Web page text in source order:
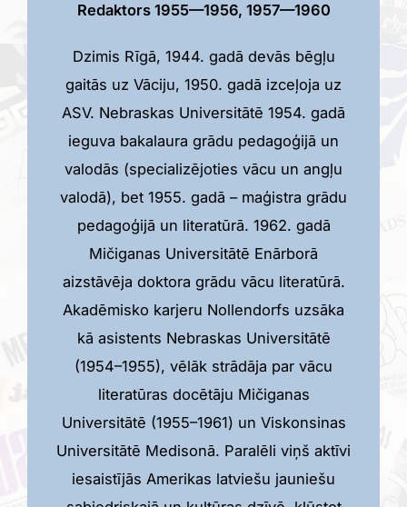
Redaktors 1955—1956, 1957—1960
Dzimis Rīgā, 1944. gadā devās bēgļu
gaitās uz Vāciju, 1950. gadā izceļoja uz
ASV. Nebraskas Universitātē 1954. gadā
ieguva bakalaura grādu pedagoģijā un
valodās (specializējoties vācu un angļu
valodā), bet 1955. gadā – maģistra grādu
pedagoģijā un literatūrā. 1962. gadā
Mičiganas Universitātē Enārborā
aizstāvēja doktora grādu vācu literatūrā.
Akadēmisko karjeru Nollendorfs uzsāka
kā asistents Nebraskas Universitātē
(1954–1955), vēlāk strādāja par vācu
literatūras docētāju Mičiganas
Universitātē (1955–1961) un Viskonsinas
Universitātē Medisonā. Paralēli viņš aktīvi
iesaistījās Amerikas latviešu jauniešu